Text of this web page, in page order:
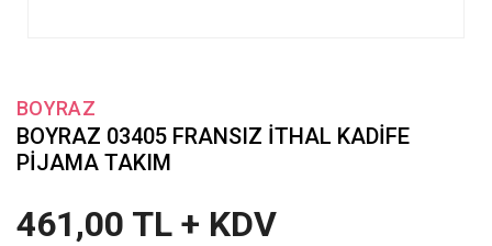
BOYRAZ
BOYRAZ 03405 FRANSIZ İTHAL KADİFE
PİJAMA TAKIM
461,00 TL + KDV